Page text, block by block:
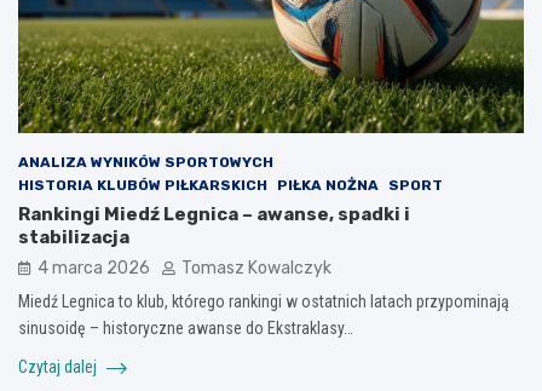
ANALIZA WYNIKÓW SPORTOWYCH
HISTORIA KLUBÓW PIŁKARSKICH
PIŁKA NOŻNA SPORT
Rankingi Miedź Legnica – awanse, spadki i
stabilizacja
4 marca 2026 Tomasz Kowalczyk
Miedź Legnica to klub, którego rankingi w ostatnich latach przypominają
sinusoidę – historyczne awanse do Ekstraklasy…
Czytaj dalej